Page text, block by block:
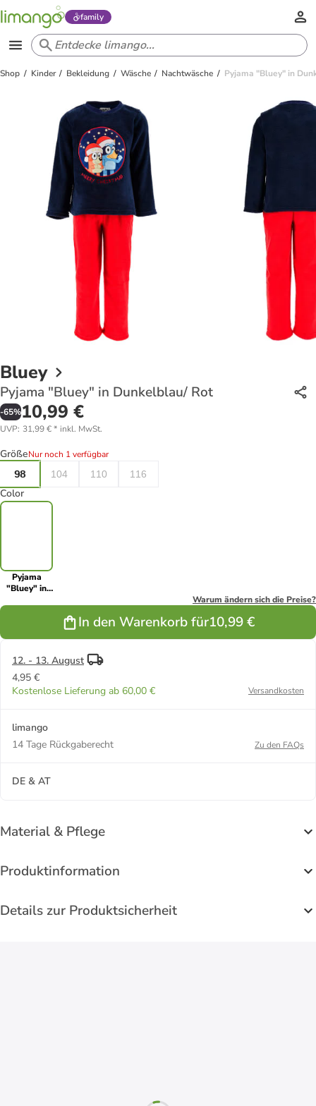
family
Shop Kinder Bekleidung Wäsche Nachtwäsche Pyjama "Bluey" in
Bluey
Pyjama "Bluey" in Dunkelblau/ Rot
-65%10,99 €
UVP: 31,99 €* inkl. MwSt.
GrößeNur noch 1 verfügbar
98
104 110 116
Color
Pyjama
"Bluey" in
Warum ändern sich die Preise?
In den Warenkorb für10,99 €
12. - 13. August
4,95 €
Kostenlose Lieferung ab 60,00 €
Versandkosten
limango
14 Tage Rückgaberecht
Zu den FAQs
DE & AT
Material & Pflege
Produktinformation
Details zur Produktsicherheit